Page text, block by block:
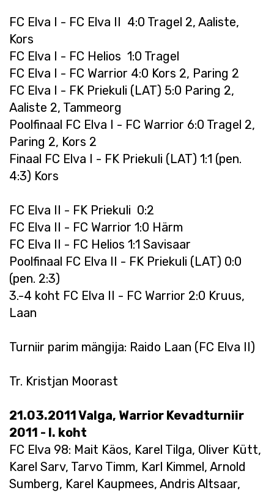
FC Elva I - FC Elva II 4:0 Tragel 2, Aaliste,
Kors
FC Elva I - FC Helios 1:0 Tragel
FC Elva I - FC Warrior 4:0 Kors 2, Paring 2
FC Elva I - FK Priekuli (LAT) 5:0 Paring 2,
Aaliste 2, Tammeorg
Poolfinaal FC Elva I - FC Warrior 6:0 Tragel 2,
Paring 2, Kors 2
Finaal FC Elva I - FK Priekuli (LAT) 1:1 (pen.
4:3) Kors
FC Elva II - FK Priekuli 0:2
FC Elva II - FC Warrior 1:0 Härm
FC Elva II - FC Helios 1:1 Savisaar
Poolfinaal FC Elva II - FK Priekuli (LAT) 0:0
(pen. 2:3)
3.-4 koht FC Elva II - FC Warrior 2:0 Kruus,
Laan
Turniir parim mängija: Raido Laan (FC Elva II)
Tr. Kristjan Moorast
21.03.2011 Valga, Warrior Kevadturniir
2011 - I. koht
FC Elva 98: Mait Käos, Karel Tilga, Oliver Kütt,
Karel Sarv, Tarvo Timm, Karl Kimmel, Arnold
Sumberg, Karel Kaupmees, Andris Altsaar,